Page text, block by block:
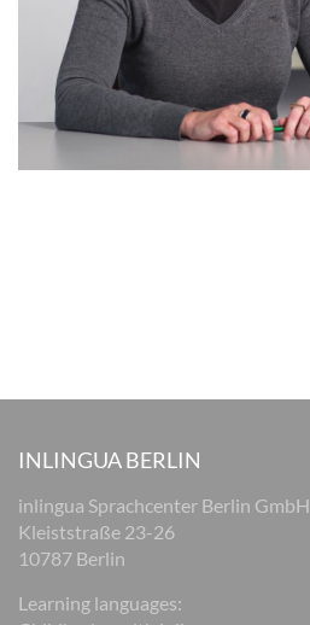
INLINGUA BERLIN
inlingua Sprachcenter Berlin GmbH
Kleiststraße 23-26
10787 Berlin
Learning languages: